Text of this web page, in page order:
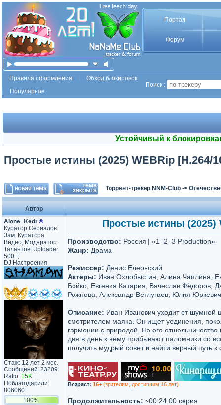
Портал
Форум
Правила оформления
Обход блокировок
Популярное
Поиск :
Устойчивый к
Простые истины (2025) WEBRip [H.264/
Торрент-трекер NNM-Club ->
Автор
Alone_Kedr ®
Куратор Сериалов
Зам. Куратора
Видео, Модератор
Талантов, Uploader
500+,
DJ Настроения
Стаж: 12 лет 2 мес.
Сообщений: 23209
Ratio: 15K
Поблагодарили:
806060
100%
Простые истины (2025)
Производство: Россия | «1–2–3 Production»
Жанр: Драма
Режиссер: Денис Елеонский
Актеры: Иван Охлобыстин, Алина Чаплина,
Бойко, Евгения Катария, Вячеслав Фёдоров,
Рожнова, Александр Ветлугаев, Юлия
Описание: Иван Иванович уходит от шумной
смотрителем маяка. Он ищет уединения,
гармонии с природой. Но его
дня в день к нему прибывают паломники со
получить мудрый совет и найти верный путь к
Возраст: 16+ (зрителям, достигшим 16 лет)
Продолжительность: ~00:24:00 серия